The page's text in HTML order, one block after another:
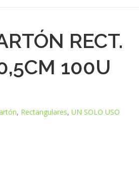
RECT.
100U
, Rectangulares,UN SOLO USO